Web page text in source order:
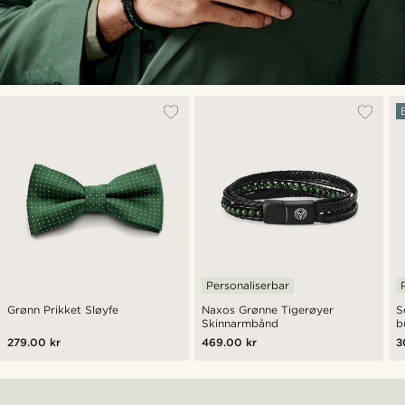
Grønn Prikket Sløyfe
279.00 kr
Naxos Grønne Tigerøyer
Skinnarmbånd
Personaliserbar
469.00 kr